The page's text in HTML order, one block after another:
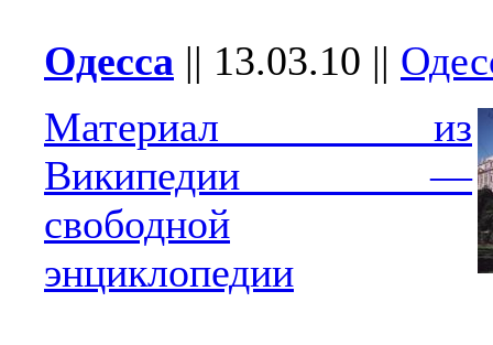
Одесса || 13.03.10 ||
Материал из
Википедии —
свободной
энциклопедии